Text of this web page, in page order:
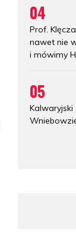
04
Prof.
nawet nie
i mówimy
05